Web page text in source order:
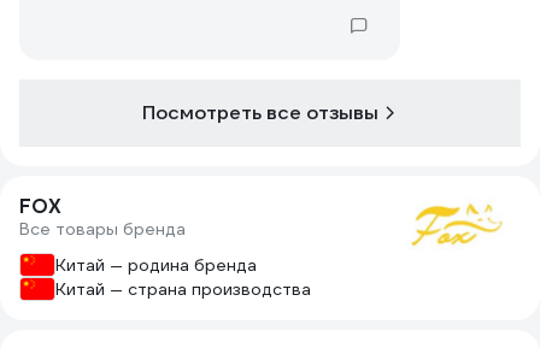
Посмотреть все отзывы
FOX
Все товары бренда
Китай — родина бренда
Китай — страна производства